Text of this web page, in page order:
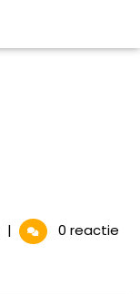
Ontdek
|
0 reactie